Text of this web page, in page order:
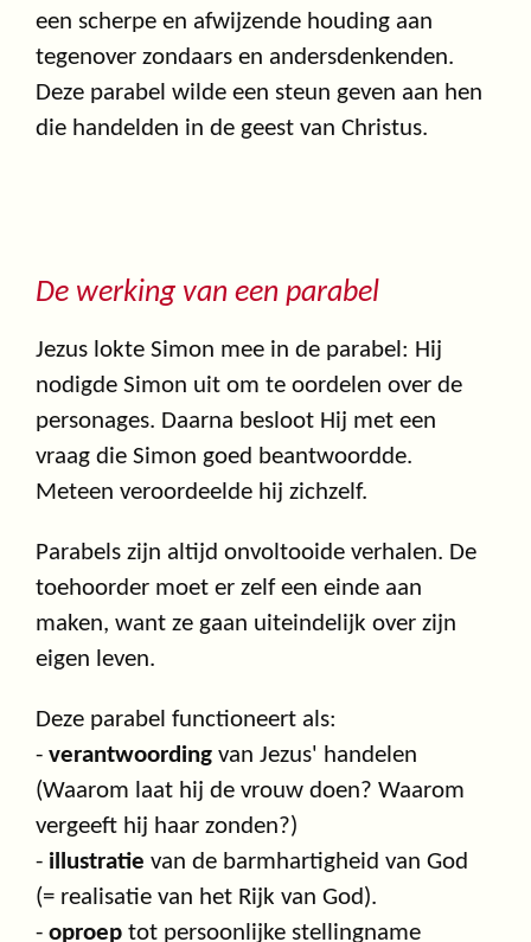
een scherpe en afwijzende houding aan
tegenover zondaars en andersdenkenden.
Deze parabel wilde een steun geven aan hen
die handelden in de geest van Christus.
De werking van een parabel
Jezus lokte Simon mee in de parabel: Hij
nodigde Simon uit om te oordelen over de
personages. Daarna besloot Hij met een
vraag die Simon goed beantwoordde.
Meteen veroordeelde hij zichzelf.
Parabels zijn altijd onvoltooide verhalen. De
toehoorder moet er zelf een einde aan
maken, want ze gaan uiteindelijk over zijn
eigen leven.
Deze parabel functioneert als:
- verantwoording van Jezus' handelen
(Waarom laat hij de vrouw doen? Waarom
vergeeft hij haar zonden?)
- illustratie van de barmhartigheid van God
(= realisatie van het Rijk van God).
- oproep tot persoonlijke stellingname